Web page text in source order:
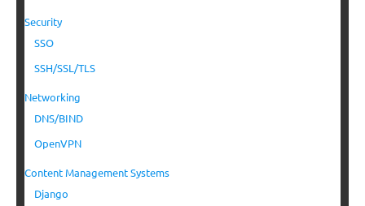
Security
SSO
SSH/SSL/TLS
Networking
DNS/BIND
OpenVPN
Content Management Systems
Django